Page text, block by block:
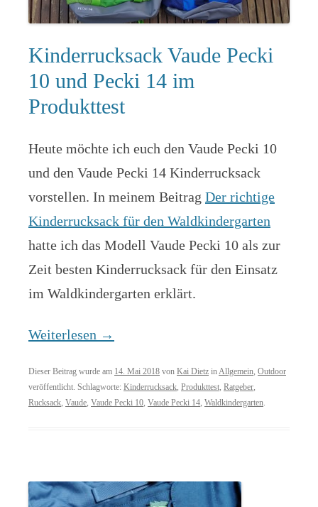
Kinderrucksack Vaude Pecki
10 und Pecki 14 im
Produkttest
Heute möchte ich euch den Vaude Pecki 10
und den Vaude Pecki 14 Kinderrucksack
vorstellen. In meinem Beitrag Der richtige
Kinderrucksack für den Waldkindergarten
hatte ich das Modell Vaude Pecki 10 als zur
Zeit besten Kinderrucksack für den Einsatz
im Waldkindergarten erklärt.
Weiterlesen →
Dieser Beitrag wurde am 14. Mai 2018 von Kai Dietz in Allgemein Outdoor
veröffentlicht. Schlagworte: Kinderrucksack Produkttest Ratgeber
Rucksack Vaude Vaude Pecki 10 Vaude Pecki 14 Waldkindergarten